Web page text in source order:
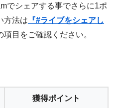
でシェアする事でさらに1ポ
方法は 『#ライブをシェアし
項目をご確認ください。
獲得ポイント